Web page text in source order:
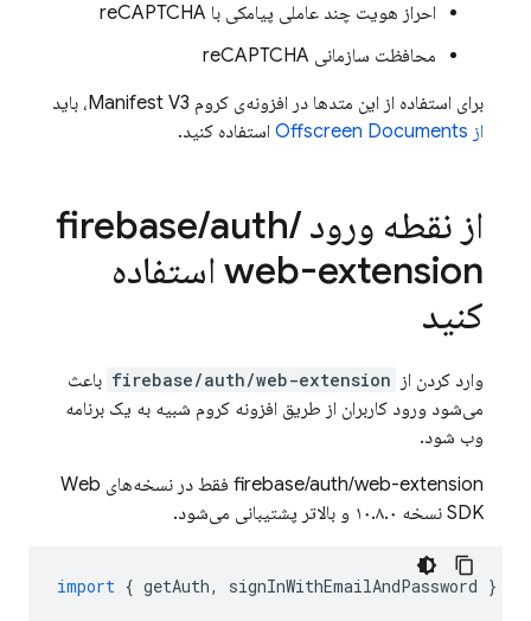
احراز هویت چند عاملی پیامکی با reCAPTCHA
محافظت سازمانی reCAPTCHA
برای استفاده از این متدها در افزونه‌ی کروم Manifest V3، باید
از Offscreen Documents
استفاده کنید.
از نقطه ورود firebase /auth/
web-extension استفاده
کنید
وارد کردن از firebase/auth/web-extension باعث
می‌شود ورود کاربران از طریق افزونه کروم شبیه به یک برنامه
وب شود.
firebase/auth/web-extension فقط در نسخه‌های Web
SDK نسخه ۱۰.۸.۰ و بالاتر پشتیبانی می‌شود.
import { getAuth, signInWithEmailAndPassword }